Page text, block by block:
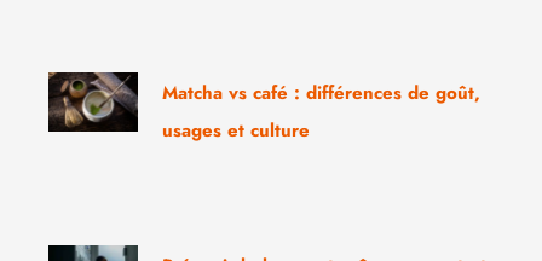
Matcha vs café : différences de goût,
usages et culture